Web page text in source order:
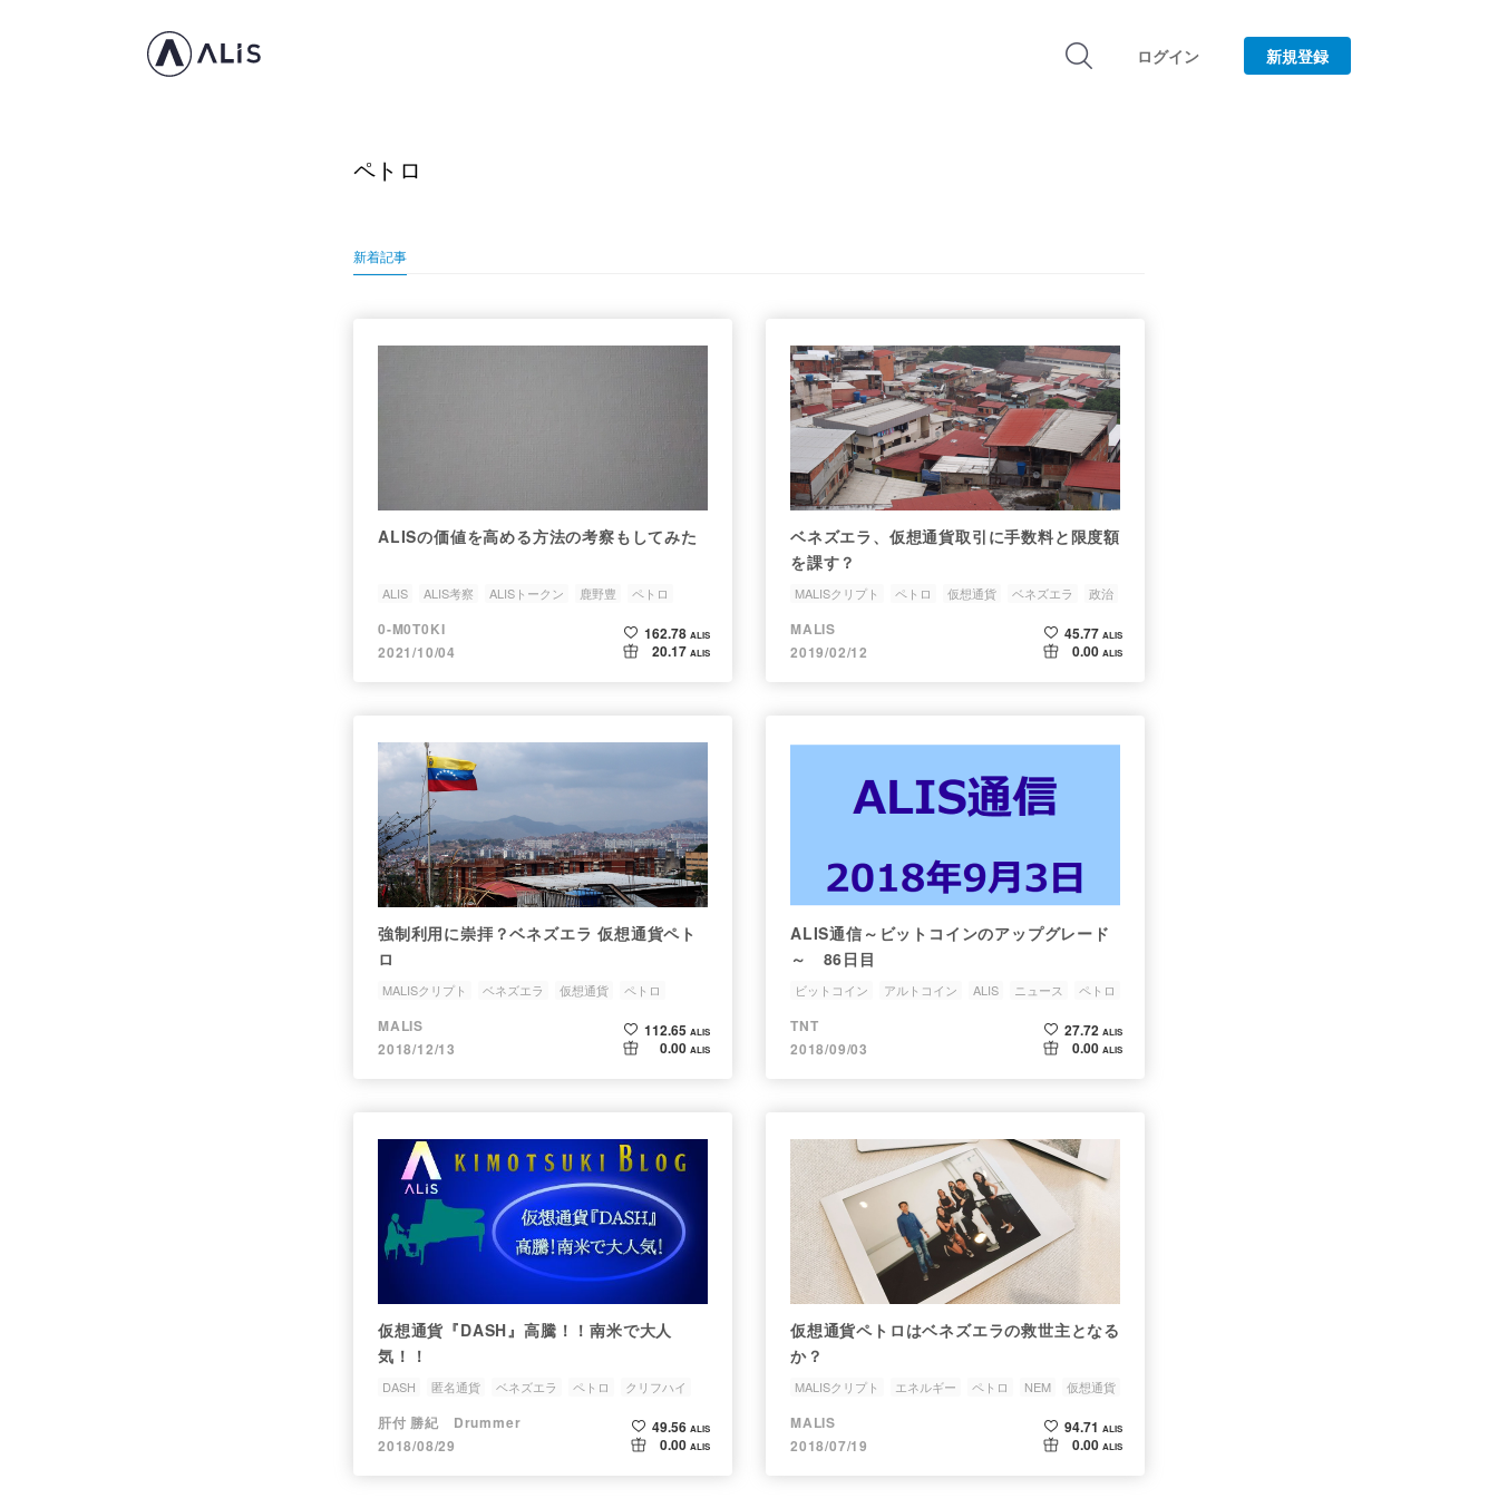
ログイン 新規登録
ペトロ
新着記事
ALISの価値を高める方法の考察もしてみた
ALIS ALIS考察 ALISトークン 鹿野豊 ペトロ
0-M0T0KI
2021/10/04
162.78 ALIS
20.17 ALIS
ベネズエラ、仮想通貨取引に手数料と限度額
を課す？
MALISクリプト ペトロ 仮想通貨 ベネズエラ 政治
MALIS
2019/02/12
45.77 ALIS
0.00 ALIS
強制利用に崇拝？ベネズエラ 仮想通貨ペト
ロ
MALISクリプト ベネズエラ 仮想通貨
ペトロ
エネルギー
MALIS
2018/12/13
112.65 ALIS
0.00 ALIS
ALIS通信～ビットコインのアップグレード
～ 86日目
ビットコイン アルトコイン ALIS ニュース ペトロ
TNT
2018/09/03
27.72 ALIS
0.00 ALIS
仮想通貨『DASH』高騰！！南米で大人
気！！
DASH 匿名通貨 ベネズエラ ペトロ クリフハイ
肝付 勝紀 Drummer
2018/08/29
49.56 ALIS
0.00 ALIS
仮想通貨ペトロはベネズエラの救世主となる
か？
MALISクリプト エネルギー ペトロ NEM 仮想通貨
MALIS
2018/07/19
94.71 ALIS
0.00 ALIS